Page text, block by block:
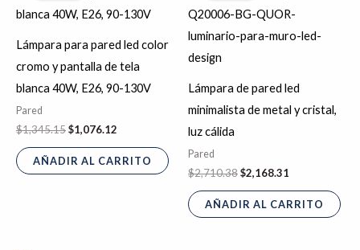
Lámpara para pared led color
cromo y pantalla de tela
blanca 40W, E26, 90-130V
Pared
$1,345.15
$1,345.15.
$1,076.12
$1,076.12.
AÑADIR AL CARRITO
Lámpara de pared led
minimalista de metal y cristal,
luz cálida
Pared
$2,710.38
$2,710.38.
$2,168.31
$2,168.31.
AÑADIR AL CARRITO